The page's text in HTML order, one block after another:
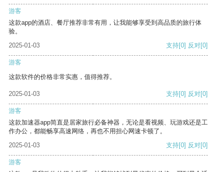
游客
这款app的酒店、餐厅推荐非常有用，让我能够享受到高品质的旅行体
验。
2025-01-03
支持[0] 反对[0]
游客
这款软件的价格非常实惠，值得推荐。
2025-01-03 支持[0] 反对[0]
游客
这款加速器app简直是居家旅行必备神器，无论是看视频、玩游戏还是工
作办公，都能畅享高速网络，再也不用担心网速卡顿了。
2025-01-03
支持[0] 反对[0]
游客